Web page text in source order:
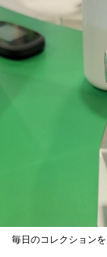
毎日のコレクション